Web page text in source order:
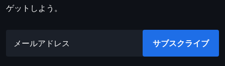
ゲットしよう。
サブスクライブ